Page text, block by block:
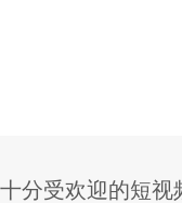
分受欢迎的短